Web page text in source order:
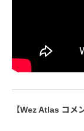
【Wez Atlas コメ